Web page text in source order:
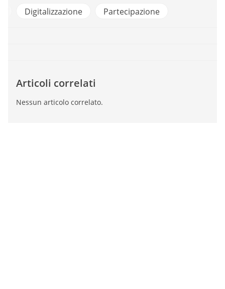
Digitalizzazione Partecipazione
Articoli correlati
Nessun articolo correlato.